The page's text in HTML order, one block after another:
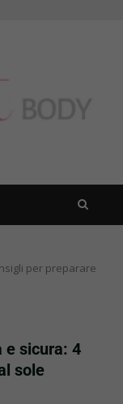
per preparare
e sicura: 4
sole